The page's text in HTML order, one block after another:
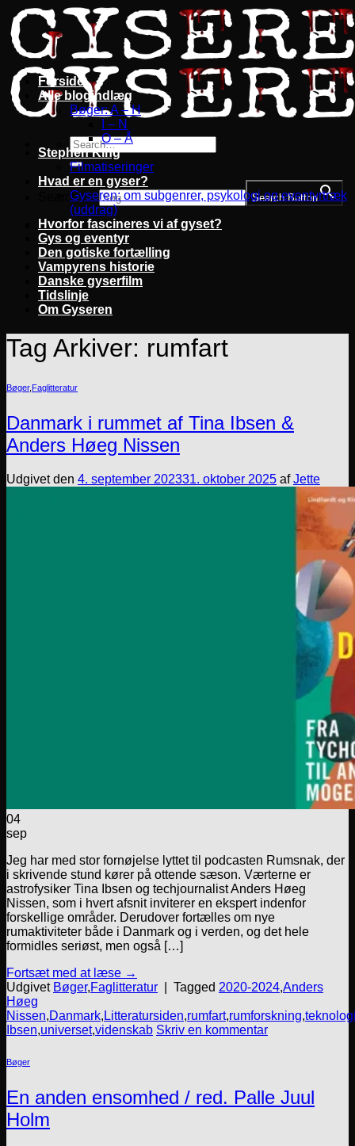
Fortsæt
til
indhold
Search for: Search Button
Forside
Alle blogindlæg
Bøger: A – H
I – N
O – Å
Stephen King
Filmatiseringer
Hvad er en gyser?
Gyseren: om subgenrer, psykologi og eventyrtræk
(uddrag)
Hvorfor fascineres vi af gyset?
Gys og eventyr
Den gotiske fortælling
Vampyrens historie
Danske gyserfilm
Tidslinje
Om Gyseren
Tag Arkiver: rumfart
Bøger, Faglitteratur
Danmark i rummet af Tina Ibsen &
Anders Høeg Nissen
Udgivet den 4. september 202331. oktober 2025 afJette
04
sep
Jeg har med stor fornøjelse lyttet til podcasten Rumsnak, der
i skrivende stund kører på ottende sæson. Værterne er
astrofysiker Tina Ibsen og techjournalist Anders Høeg
Nissen, som i hvert afsnit inviterer en ekspert indenfor
forskellige områder. Derudover fortælles om nye
rumaktiviteter både i Danmark og i verden, og det hele
formidles seriøst, men også […]
Fortsæt med at læse →
Udgivet Bøger,Faglitteratur Tagged 2020-2024,Anders
Høeg
Nissen,Danmark, Litteratursiden,rumfart,rumforskning,
Ibsen,universet,videnskab Skriv en kommentar
Bøger
En anden ensomhed / red. Palle Juul
Holm